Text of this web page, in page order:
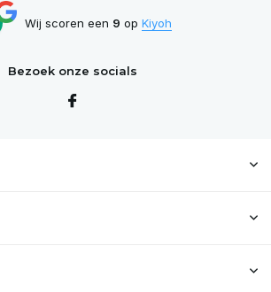
Wij scoren een 9 op Kiyoh
Bezoek onze socials